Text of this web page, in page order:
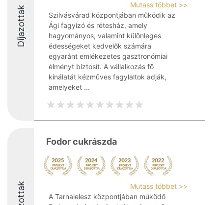
Díjazottak
Mutass többet >>
Szilvásvárad központjában működik az
Ági fagyizó és rétesház, amely
hagyományos, valamint különleges
édességeket kedvelők számára
egyaránt emlékezetes gasztronómiai
élményt biztosít. A vállalkozás fő
kínálatát kézműves fagylaltok adják,
amelyeket ...
Fodor cukrászda
Mutass többet >>
A Tarnalelesz központjában működő